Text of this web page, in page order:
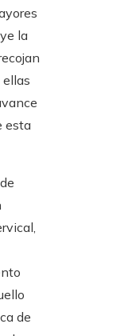
la
ellas
esta
de